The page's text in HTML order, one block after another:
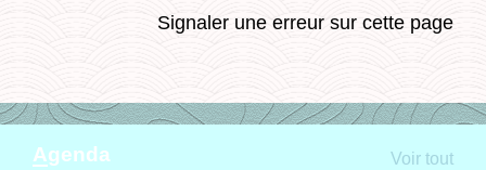
Signaler une erreur sur cette page
Agenda Voir tout